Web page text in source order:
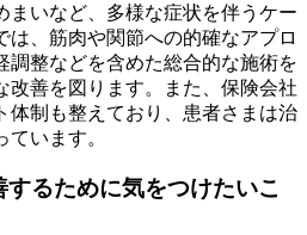
まいなど、多様な症状を伴うケー
は、筋肉や関節への的確なアプロ
調整などを含めた総合的な施術を
改善を図ります。また、保険会社
体制も整えており、患者さまは治
います。
るために気をつけたいこ